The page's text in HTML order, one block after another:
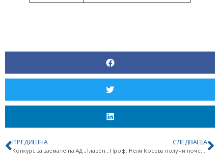
ПРЕДИШНА
Конкурс за заемане на АД „Главен асистент“ – ДВ, бр.83 от 03.10.2023 г.
СЛЕДВАЩА
Проф. Нели Косева получи почетен знак „Марин Дринов“ на лента